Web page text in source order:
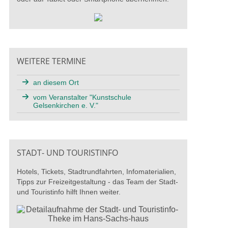
WEITERE TERMINE
an diesem Ort
vom Veranstalter "Kunstschule
Gelsenkirchen e. V."
STADT- UND TOURISTINFO
Hotels, Tickets, Stadtrundfahrten, Infomaterialien,
Tipps zur Freizeitgestaltung - das Team der Stadt-
und Touristinfo hilft Ihnen weiter.